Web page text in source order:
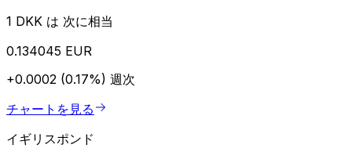
1 DKK は 次に相当
0.134045 EUR
+0.0002 (0.17%) 週次
チャートを見る
イギリスポンド